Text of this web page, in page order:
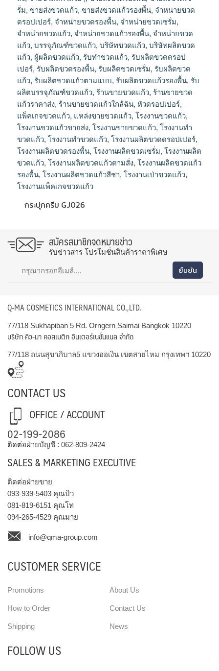
กระปุกครีม GJ026
สมัครสมาชิกจดหมายข่าว
รับข่าวสาร โปรโมชั่นสินค้าราคาพิเศษ
Q-MA COSMETICS INTERNATIONAL CO.,LTD.
77/118 Sukhapiban 5 Rd. Orngern Saimai Bangkok 10220
บริษัท คิว-มา คอสเมติก อินเตอร์เนชั่นแนล จำกัด
77/118 ถนนสุขาภิบาล5 แขวงออเงิน เขตสายไหม กรุงเทพฯ 10220
CONTACT US
OFFICE / ACCOUNT
02-199-2086
ติดต่อฝ่ายบัญชี : 062-809-2424
SALES & MARKETING EXECUTIVE
ติดต่อฝ่ายขาย
093-939-5403 คุณบิว
081-819-6151 คุณโท
094-265-4529 คุณมาย
info@qma-group.com
CUSTOMER SERVICE
Promotions
How to Order
Shipping
About Us
Contact Us
News
FOLLOW US